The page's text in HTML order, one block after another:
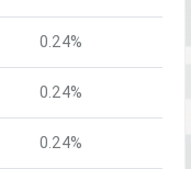
0.24%
0.24%
0.24%